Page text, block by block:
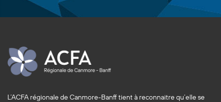
L’ACFA régionale de Canmore-Banff tient à reconnaitre qu’elle se